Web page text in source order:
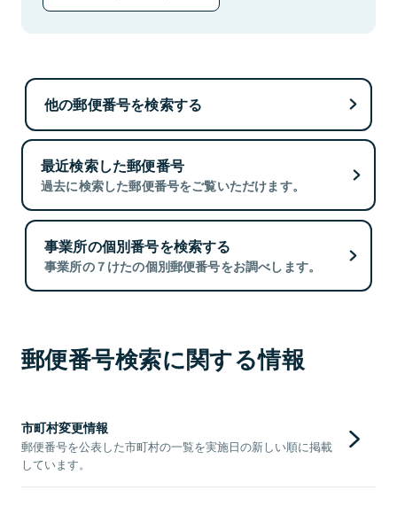
他の郵便番号を検索する
最近検索した郵便番号
過去に検索した郵便番号をご覧いただけます。
事業所の個別番号を検索する
事業所の７けたの個別郵便番号をお調べします。
郵便番号検索に関する情報
市町村変更情報
郵便番号を公表した市町村の一覧を実施日の新しい順に掲載
しています。